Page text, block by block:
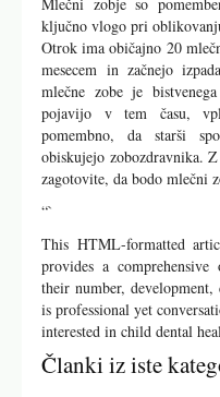
ključno vlogo pri
Otrok ima običajno 20
mesecem in začnejo
mlečne zobe je
pojavijo v tem času,
pomembno, da starši
obiskujejo zobozdravnika.
zagotovite, da bodo mlečni
“`
This HTML-formatted
provides a
their number,
is professional yet
interested in child dental
Članki iz iste